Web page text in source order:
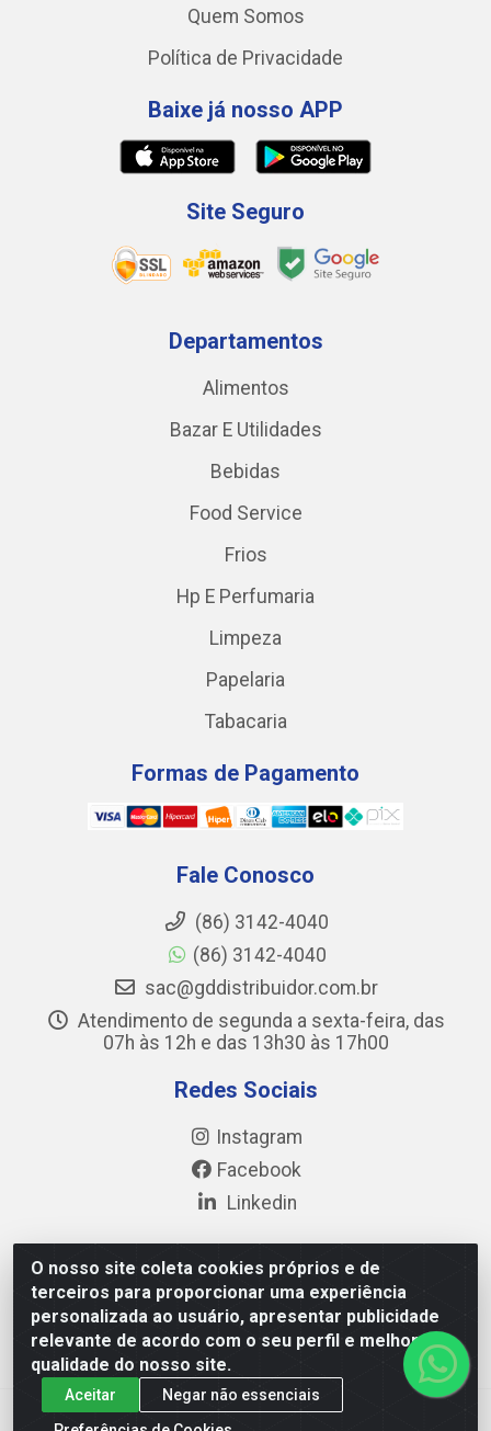
O nosso site coleta cookies próprios e de
terceiros para proporcionar uma experiência
personalizada ao usuário, apresentar publicidade
relevante de acordo com o seu perfil e melhorar a
qualidade do nosso site.
Aceitar
Negar não essenciais
Quem Somos
Política de Privacidade
Baixe já nosso APP
Site Seguro
Departamentos
Alimentos
Bazar E Utilidades
Bebidas
Food Service
Frios
Hp E Perfumaria
Limpeza
Papelaria
Tabacaria
Formas de Pagamento
Fale Conosco
(86) 3142-4040
(86) 3142-4040
sac@gddistribuidor.com.br
Atendimento de segunda a sexta-feira, das
07h às 12h e das 13h30 às 17h00
Redes Sociais
Instagram
Facebook
Linkedin
GD DISTRIBUIDOR DE ALIMENTOS LTDA - Avenida
Prefeito Wall Ferraz, 17777 - Pedra Miuda, Teresina/PI -
CEP 64.038-030 - CNPJ 35.284.321/0001-40